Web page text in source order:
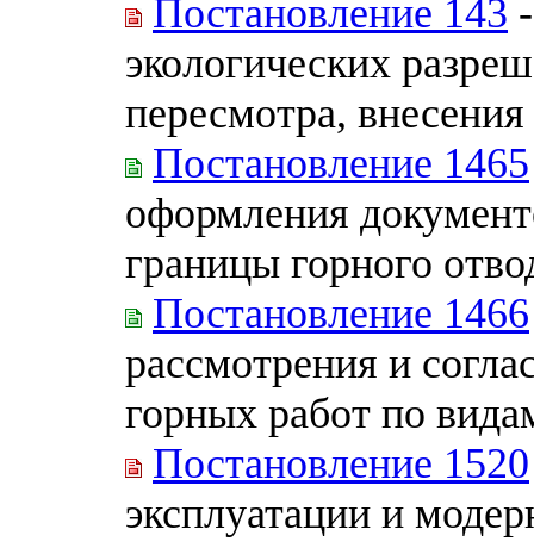
Постановление 143
экологических
пересмотра,
Постановление 1465
оформления
границы горного
Постановление 1466
рассмотрения и
горных работ по
Постановление 1520
эксплуатации и